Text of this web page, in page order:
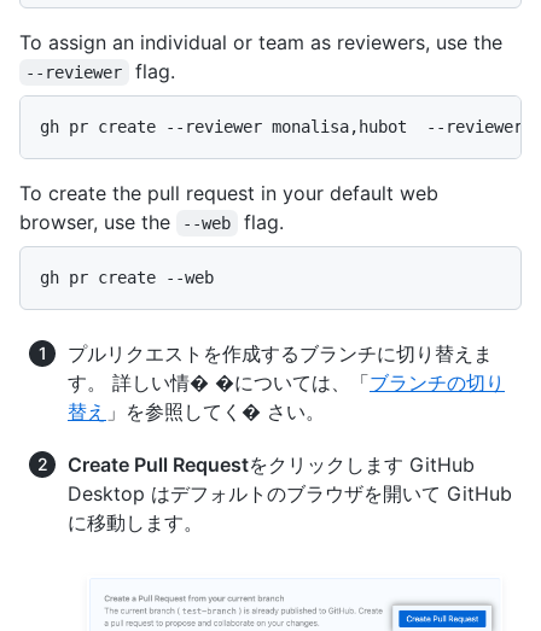
To assign an individual or team as reviewers, use the
--reviewer flag.
gh pr create --reviewer monalisa,hubot  --reviewer
To create the pull request in your default web
browser, use the
--web flag.
gh pr create --web
プルリクエストを作成するブランチに切り替えま
す。 詳しい情� �については、「ブランチの切り
替え 」を参照してく� さい。
Create Pull Requestをクリックします GitHub
Desktop はデフォルトのブラウザを開いて GitHub
に移動します。